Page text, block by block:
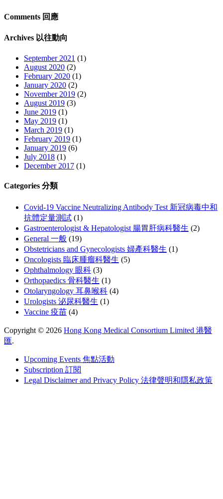
Comments 回應
Archives 以往動向
September 2021 (1)
August 2020 (2)
February 2020 (1)
January 2020 (2)
November 2019 (2)
August 2019 (3)
June 2019 (1)
May 2019 (1)
March 2019 (1)
February 2019 (1)
January 2019 (6)
July 2018 (1)
December 2017 (1)
Categories 分類
Covid-19 Vaccine Neutralizing Antibody Test 新冠病毒中和
抗體定量測試 (1)
Gastroenterologist & Hepatologist 腸胃肝病科醫生 (2)
General 一般 (19)
Obstetricians and Gynecologists 婦產科醫生 (1)
Oncologists 臨床腫瘤科醫生 (5)
Ophthalmology 眼科 (3)
Orthopaedics 骨科醫生 (1)
Otolaryngology 耳鼻喉科 (4)
Urologists 泌尿科醫生 (1)
Vaccine 疫苗 (4)
Copyright © 2026 Hong Kong Medical Consortium Limited 港醫
匯.
Upcoming Events 焦點活動
Subscription 訂閱
Legal Disclaimer and Privacy Policy 法律聲明和隱私政策